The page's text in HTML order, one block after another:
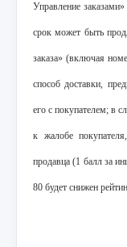
Управление
срок может быть
заказа» (включая
способ доставки,
его с покупателем; в
к жалобе
продавца (1 балл за
80 будет снижен